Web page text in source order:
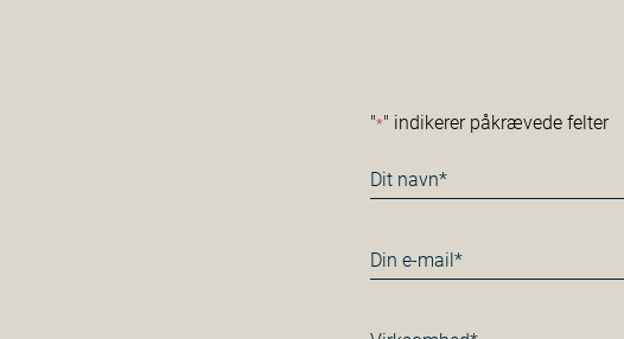
"*" indikerer påkrævede felter
Navn
*
E-
mail